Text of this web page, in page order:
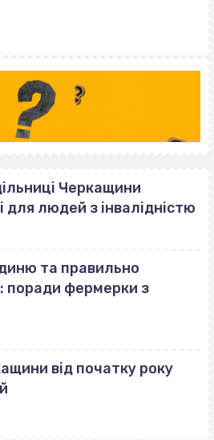
Черкащини
для людей з інвалідністю
та правильно
поради фермерки з
від початку року